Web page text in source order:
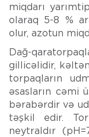
miqdarı
olaraq 5-8 %
olur, azotun
Dağ-
gillicəlidir,
torpaqların
əsasların cəmi
bərabərdir və
təşkil edir.
neytraldır